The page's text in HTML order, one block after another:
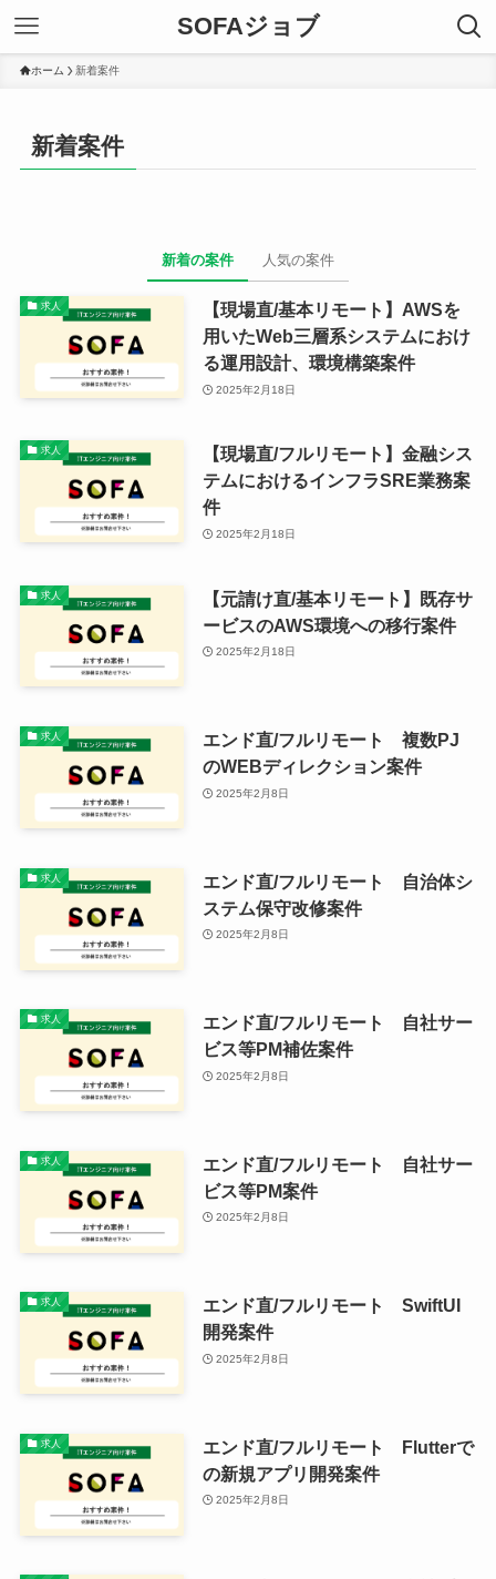
SOFAジョブ
ホーム 新着案件
新着案件
新着の案件 人気の案件
求人
【現場直/基本リモート】AWSを
用いたWeb三層系システムにおけ
る運用設計、環境構築案件
2025年2月18日
求人
【現場直/フルリモート】金融シス
テムにおけるインフラSRE業務案
件
2025年2月18日
求人
【元請け直/基本リモート】既存サ
ービスのAWS環境への移行案件
2025年2月18日
求人
エンド直/フルリモート 複数PJ
のWEBディレクション案件
2025年2月8日
求人
エンド直/フルリモート 自治体シ
ステム保守改修案件
2025年2月8日
求人
エンド直/フルリモート 自社サー
ビス等PM補佐案件
2025年2月8日
求人
エンド直/フルリモート 自社サー
ビス等PM案件
2025年2月8日
求人
エンド直/フルリモート SwiftUI
開発案件
2025年2月8日
求人
エンド直/フルリモート Flutterで
の新規アプリ開発案件
2025年2月8日